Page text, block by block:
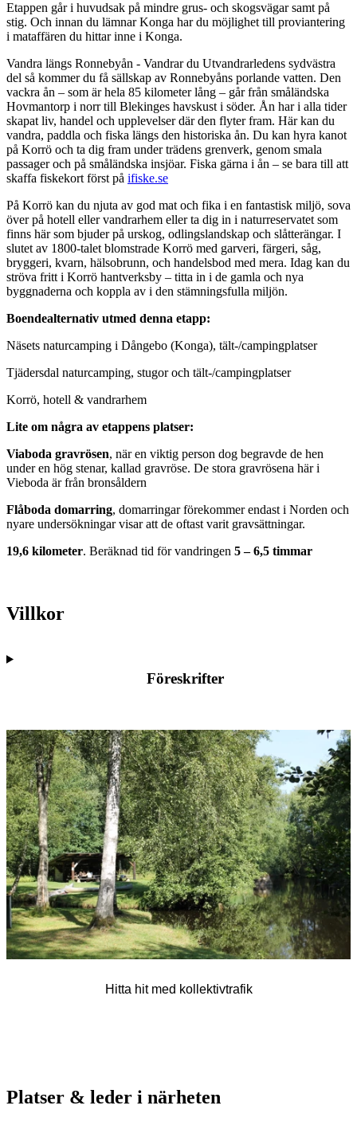
Etappen går i huvudsak på mindre grus- och skogsvägar samt på
stig. Och innan du lämnar Konga har du möjlighet till proviantering
i mataffären du hittar inne i Konga.
Vandra längs Ronnebyån - Vandrar du Utvandrarledens sydvästra
del så kommer du få sällskap av Ronnebyåns porlande vatten. Den
vackra ån – som är hela 85 kilometer lång – går från småländska
Hovmantorp i norr till Blekinges havskust i söder. Ån har i alla tider
skapat liv, handel och upplevelser där den flyter fram. Här kan du
vandra, paddla och fiska längs den historiska ån. Du kan hyra kanot
på Korrö och ta dig fram under trädens grenverk, genom smala
passager och på småländska insjöar. Fiska gärna i ån – se bara till att
skaffa fiskekort först på ifiske.se
På Korrö kan du njuta av god mat och fika i en fantastisk miljö, sova
över på hotell eller vandrarhem eller ta dig in i naturreservatet som
finns här som bjuder på urskog, odlingslandskap och slåtterängar. I
slutet av 1800-talet blomstrade Korrö med garveri, färgeri, såg,
bryggeri, kvarn, hälsobrunn, och handelsbod med mera. Idag kan du
ströva fritt i Korrö hantverksby – titta in i de gamla och nya
byggnaderna och koppla av i den stämningsfulla miljön.
Boendealternativ utmed denna etapp:
Näsets naturcamping i Dångebo (Konga), tält-/campingplatser
Tjädersdal naturcamping, stugor och tält-/campingplatser
Korrö, hotell & vandrarhem
Lite om några av etappens platser:
Viaboda gravrösen, när en viktig person dog begravde de hen
under en hög stenar, kallad gravröse. De stora gravrösena här i
Vieboda är från bronsåldern
Flåboda domarring, domarringar förekommer endast i Norden och
nyare undersökningar visar att de oftast varit gravsättningar.
19,6 kilometer. Beräknad tid för vandringen 5 – 6,5 timmar
Villkor
Föreskrifter
Bildspel
med
bilder
Hitta hit med kollektivtrafik
Platser & leder i närheten